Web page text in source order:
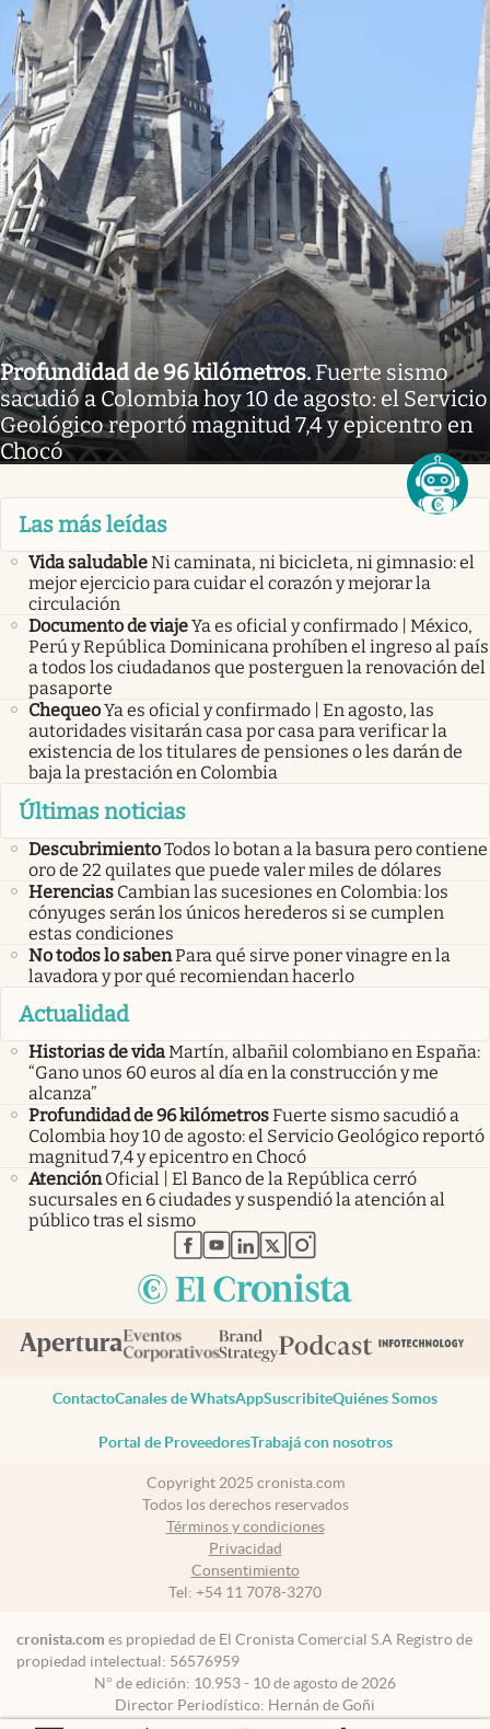
Profundidad de 96 kilómetros. Fuerte sismo
sacudió a Colombia hoy 10 de agosto: el Servicio
Geológico reportó magnitud 7,4 y epicentro en
Chocó
Las más leídas
Vida saludableNi caminata, ni bicicleta, ni gimnasio: el
mejor ejercicio para cuidar el corazón y mejorar la
circulación
Documento de viajeYa es oficial y confirmado | México,
Perú y República Dominicana prohíben el ingreso al país
a todos los ciudadanos que posterguen la renovación del
pasaporte
ChequeoYa es oficial y confirmado | En agosto, las
autoridades visitarán casa por casa para verificar la
existencia de los titulares de pensiones o les darán de
baja la prestación en Colombia
Últimas noticias
DescubrimientoTodos lo botan a la basura pero contiene
oro de 22 quilates que puede valer miles de dólares
Herencias Cambian las sucesiones en Colombia: los
cónyuges serán los únicos herederos si se cumplen
estas condiciones
No todos lo sabenPara qué sirve poner vinagre en la
lavadora y por qué recomiendan hacerlo
Actualidad
Historias de vidaMartín, albañil colombiano en España:
“Gano unos 60 euros al día en la construcción y me
alcanza”
Profundidad de 96 kilómetrosFuerte sismo sacudió a
Colombia hoy 10 de agosto: el Servicio Geológico reportó
magnitud 7,4 y epicentro en Chocó
Atención Oficial | El Banco de la República cerró
sucursales en 6 ciudades y suspendió la atención al
público tras el sismo
abre en nueva pestaña
abre en nueva pestaña
abre en nueva pestaña
abre en nueva pestaña
abre en nueva pestaña
ContactoCanales de WhatsAppSuscribiteQuiénes Somos
Portal de ProveedoresTrabajá con nosotros
Copyright 2025 cronista.com
Todos los derechos reservados
Términos y condiciones
Privacidad
Consentimiento
Tel: +54 11 7078-3270
cronista.com es propiedad de El Cronista Comercial S.A Registro de
propiedad intelectual: 56576959
N° de edición: 10.953 - 10 de agosto de 2026
Director Periodístico: Hernán de Goñi